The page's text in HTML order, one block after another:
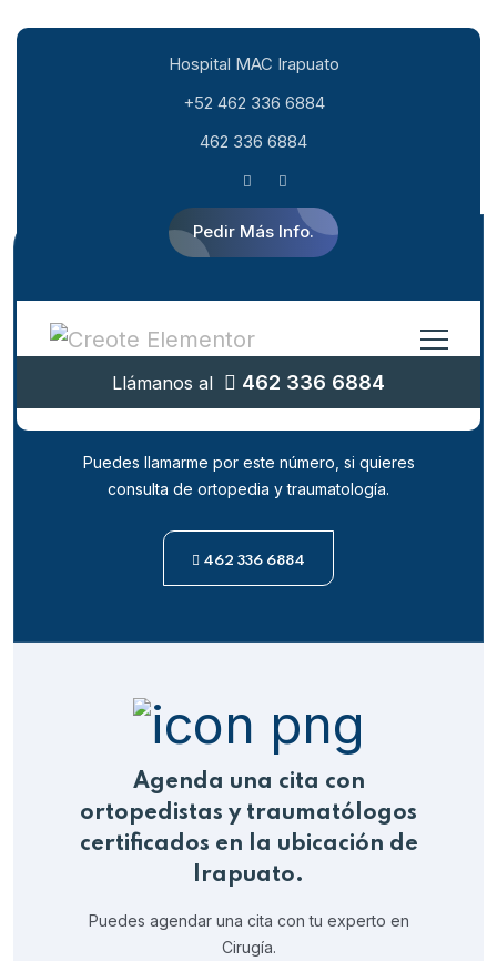
Hospital MAC Irapuato
+52 462 336 6884
462 336 6884
Pedir Más Info.
Llámanos al 462 336 6884
¿Quieres comunicarte con la
clínica de ortopedia y
Puedes llamarme por este número, si quieres
consulta de ortopedia y traumatología.
462 336 6884
Agenda una cita con
ortopedistas y traumatólogos
certificados en la ubicación de
Irapuato.
Puedes agendar una cita con tu experto en
Cirugía.